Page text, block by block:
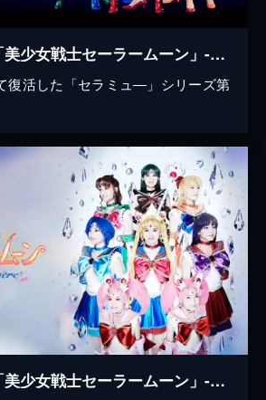
ミュージカル「美少女戦士セーラームーン」-La Reconquista-（ラ レコンキスタ）
復活した「セラミュ―」シリーズ第
ミュージカル「美少女戦士セーラームーン」-Petite Étrangère-（プチテトランジェール）